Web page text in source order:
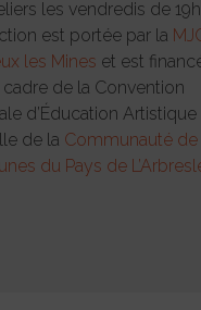
les vendredis de
est portée par la
les Mines et est
de la Convention
d’Éducation Artistique
de la Communauté de
du Pays de